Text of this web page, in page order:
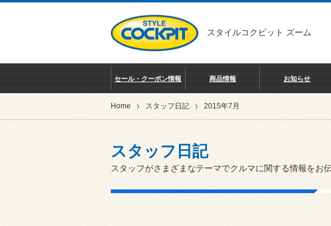
スタイルコクピット ズーム
セール・クーポン情報 商品情報 お知らせ
Home スタッフ日記 2015年7月
スタッフ日記
スタッフがさまざまなテーマでクルマに関する情報をお伝